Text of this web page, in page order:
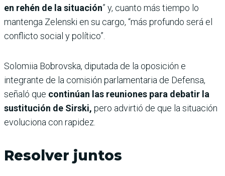
en rehén de la situación” y, cuanto más tiempo lo
mantenga Zelenski en su cargo, “más profundo será el
conflicto social y político”.
Solomiia Bobrovska, diputada de la oposición e
integrante de la comisión parlamentaria de Defensa,
señaló que continúan las reuniones para debatir la
sustitución de Sirski, pero advirtió de que la situación
evoluciona con rapidez.
Resolver juntos